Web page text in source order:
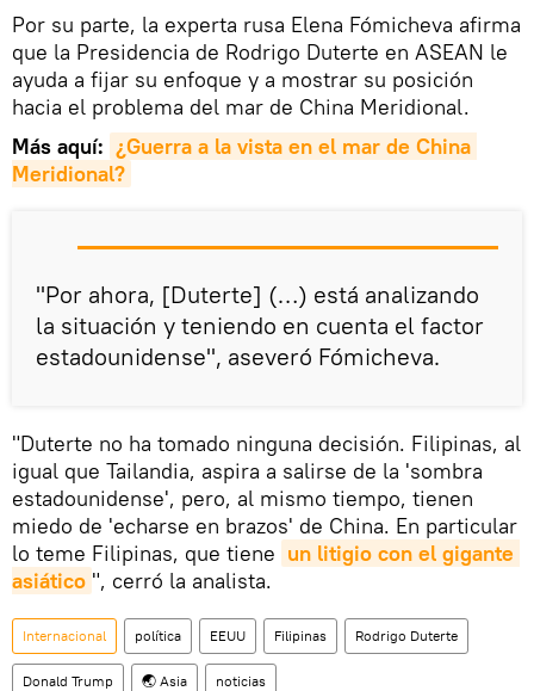
Por su parte, la experta rusa Elena Fómicheva afirma
que la Presidencia de Rodrigo Duterte en ASEAN le
ayuda a fijar su enfoque y a mostrar su posición
hacia el problema del mar de China Meridional.
Más aquí: ¿Guerra a la vista en el mar de China
Meridional?
"Por ahora, [Duterte] (…) está analizando
la situación y teniendo en cuenta el factor
estadounidense", aseveró Fómicheva.
"Duterte no ha tomado ninguna decisión. Filipinas, al
igual que Tailandia, aspira a salirse de la 'sombra
estadounidense', pero, al mismo tiempo, tienen
miedo de 'echarse en brazos' de China. En particular
lo teme Filipinas, que tiene un litigio con el gigante
asiático ", cerró la analista.
Internacional política EEUU Filipinas Rodrigo Duterte
Donald Trump 🌏 Asia noticias